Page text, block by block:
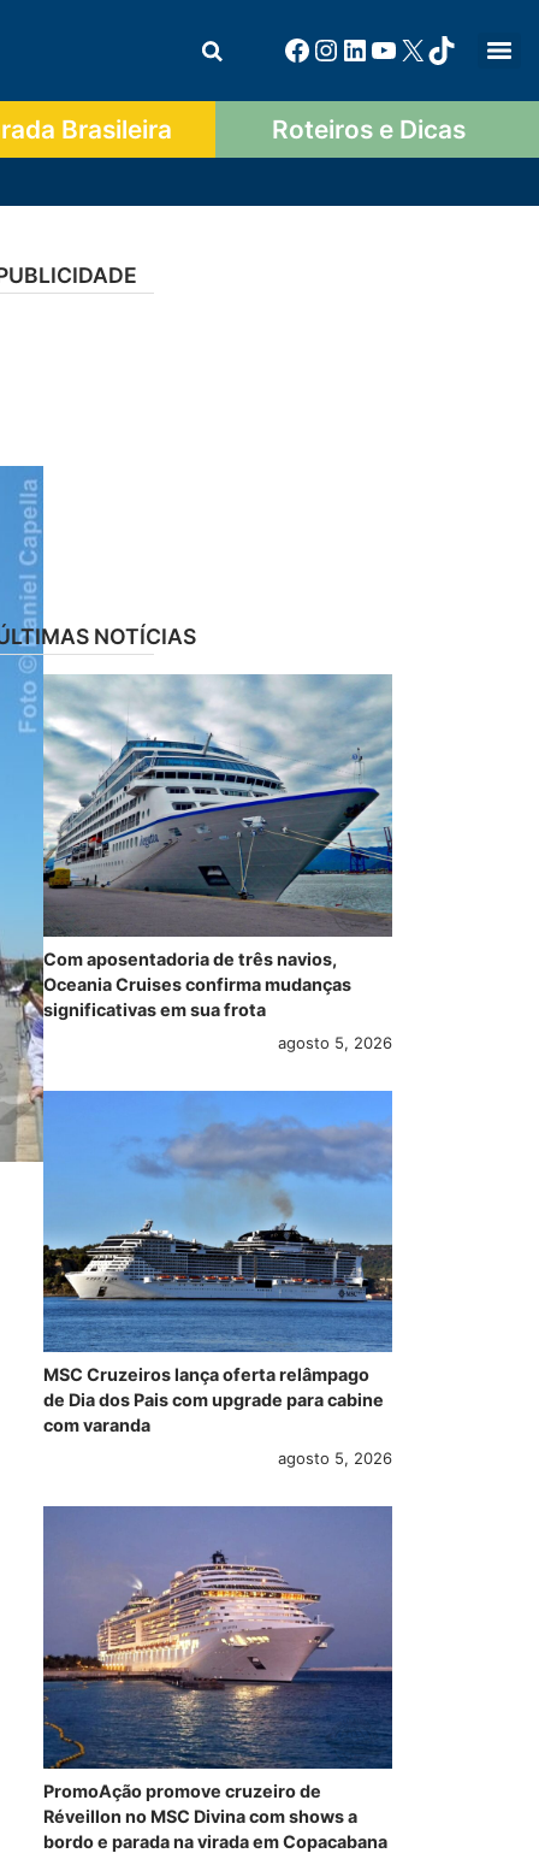
Brasileira Roteiros e Dicas
NOTÍCIAS
Com aposentadoria de três navios,
Oceania Cruises confirma mudanças
significativas em sua frota
agosto 5, 2026
MSC Cruzeiros lança oferta relâmpago
de Dia dos Pais com upgrade para cabine
com varanda
agosto 5, 2026
PromoAção promove cruzeiro de
Réveillon no MSC Divina com shows a
bordo e parada na virada em Copacabana